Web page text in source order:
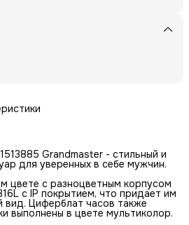
Grandmaster - стильный и
для уверенных в себе мужчин.
цвете с разноцветным корпусом
с IP покрытием, что придает им
вид. Циферблат часов также
выполнены в цвете мультиколор.